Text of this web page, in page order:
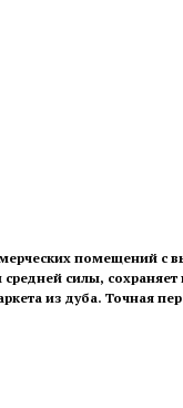
помещений с
силы,
из дуба. Точная